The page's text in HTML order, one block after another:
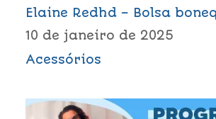
Elaine Redhd – Bolsa
10 de janeiro de 2025
Acessórios